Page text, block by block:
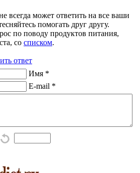
всегда может ответить на все ваши
помогать друг другу.
по поводу продуктов питания,
со списком.
ответ
Имя *
E-mail *